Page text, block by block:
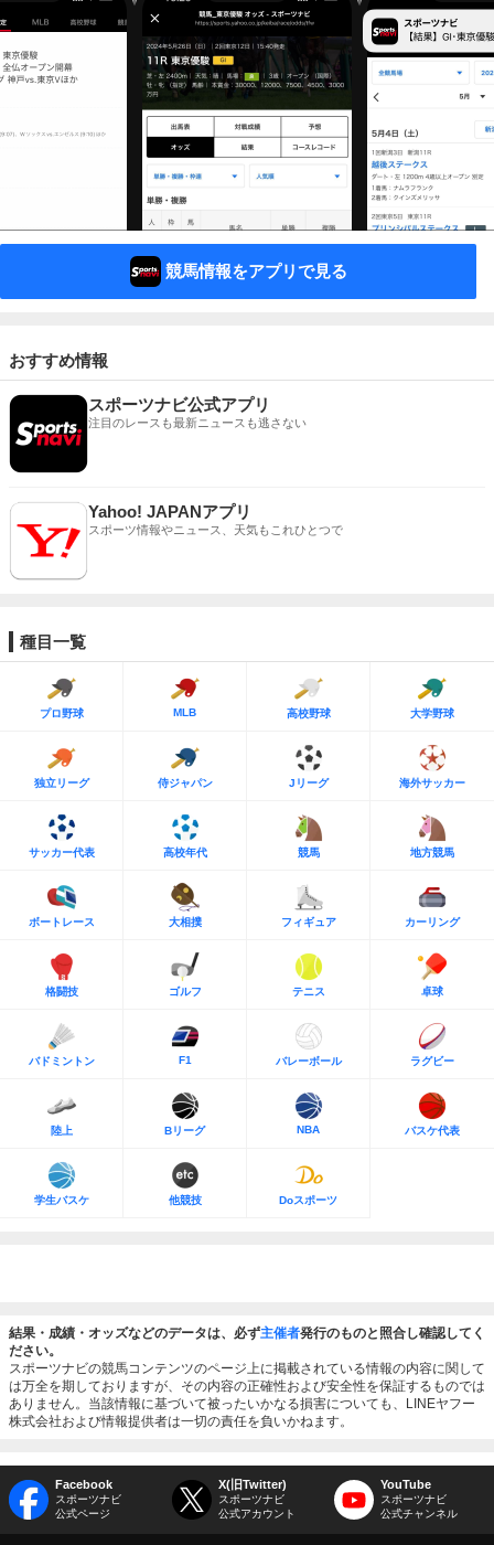
競馬情報をアプリで見る
おすすめ情報
スポーツナビ公式アプリ
注目のレースも最新ニュースも逃さない
Yahoo! JAPANアプリ
スポーツ情報やニュース、天気もこれひとつで
種目一覧
プロ野球 MLB 高校野球 大学野球
独立リーグ 侍ジャパン Jリーグ 海外サッカー
サッカー代表 高校年代 競馬 地方競馬
ボートレース 大相撲 フィギュア カーリング
格闘技 ゴルフ テニス 卓球
バドミントン F1 バレーボール ラグビー
陸上 Bリーグ NBA バスケ代表
学生バスケ 他競技 Doスポーツ
結果・成績・オッズなどのデータは、必ず主催者発行のものと照合し確認してく
ださい。
スポーツナビの競馬コンテンツのページ上に掲載されている情報の内容に関して
は万全を期しておりますが、その内容の正確性および安全性を保証するものでは
ありません。当該情報に基づいて被ったいかなる損害についても、LINEヤフー
株式会社および情報提供者は一切の責任を負いかねます。
Facebook
スポーツナビ
公式ページ
X(旧Twitter)
スポーツナビ
公式アカウント
YouTube
スポーツナビ
公式チャンネル